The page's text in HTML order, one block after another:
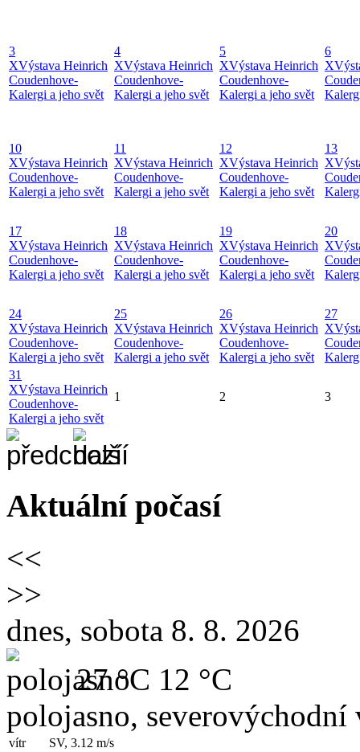
3
XVýstava Heinrich
Coudenhove-
Kalergi a jeho svět
4
XVýstava Heinrich
Coudenhove-
Kalergi a jeho svět
5
XVýstava Heinrich
Coudenhove-
Kalergi a jeho svět
6
X
10
XVýstava Heinrich
Coudenhove-
Kalergi a jeho svět
11
XVýstava Heinrich
Coudenhove-
Kalergi a jeho svět
12
XVýstava Heinrich
Coudenhove-
Kalergi a jeho svět
13
X
17
XVýstava Heinrich
Coudenhove-
Kalergi a jeho svět
18
XVýstava Heinrich
Coudenhove-
Kalergi a jeho svět
19
XVýstava Heinrich
Coudenhove-
Kalergi a jeho svět
20
X
24
XVýstava Heinrich
Coudenhove-
Kalergi a jeho svět
25
XVýstava Heinrich
Coudenhove-
Kalergi a jeho svět
26
XVýstava Heinrich
Coudenhove-
Kalergi a jeho svět
27
X
31
XVýstava Heinrich
Coudenhove-
Kalergi a jeho svět
1 2 3
Aktuální počasí
<<
>>
dnes, sobota 8. 8. 2026
27 °C 12 °C
polojasno, severovýchodní
vítr SV, 3.12 m/s